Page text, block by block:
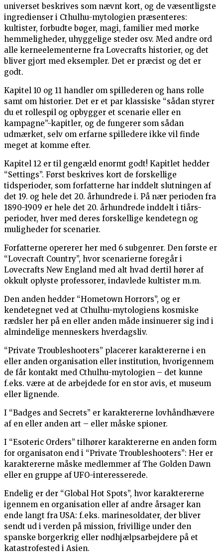
universet beskrives som nævnt kort, og de væsentligste
ingredienser i Cthulhu-mytologien præsenteres:
kultister, forbudte bøger, magi, familier med mørke
hemmeligheder, uhyggelige steder osv. Med andre ord
alle kerneelementerne fra Lovecrafts historier, og det
bliver gjort med eksempler. Det er præcist og det er
godt.
Kapitel 10 og 11 handler om spillederen og hans rolle
samt om historier. Det er et par klassiske “sådan styrer
du et rollespil og opbygger et scenarie eller en
kampagne”-kapitler, og de fungerer som sådan
udmærket, selv om erfarne spilledere ikke vil finde
meget at komme efter.
Kapitel 12 er til gengæld enormt godt! Kapitlet hedder
“Settings”. Først beskrives kort de forskellige
tidsperioder, som forfatterne har inddelt slutningen af
det 19. og hele det 20. århundrede i. På nær perioden fra
1890-1909 er hele det 20. århundrede inddelt i tiårs-
perioder, hver med deres forskellige kendetegn og
muligheder for scenarier.
Forfatterne opererer her med 6 subgenrer. Den første er
“Lovecraft Country”, hvor scenarierne foregår i
Lovecrafts New England med alt hvad dertil hører af
okkult oplyste professorer, indavlede kultister m.m.
Den anden hedder “Hometown Horrors”, og er
kendetegnet ved at Cthulhu-mytologiens kosmiske
rædsler her på en eller anden måde insinuerer sig ind i
almindelige menneskers hverdagsliv.
“Private Troubleshooters” placerer karaktererne i en
eller anden organisation eller institution, hvorigennem
de får kontakt med Cthulhu-mytologien – det kunne
f.eks. være at de arbejdede for en stor avis, et museum
eller lignende.
I “Badges and Secrets” er karaktererne lovhåndhævere
af en eller anden art – eller måske spioner.
I “Esoteric Orders” tilhører karaktererne en anden form
for organisaton end i “Private Troubleshooters”: Her er
karaktererne måske medlemmer af The Golden Dawn
eller en gruppe af UFO-interesserede.
Endelig er der “Global Hot Spots”, hvor karaktererne
igennem en organisation eller af andre årsager kan
ende langt fra USA: f.eks. marinesoldater, der bliver
sendt ud i verden på mission, frivillige under den
spanske borgerkrig eller nødhjælpsarbejdere på et
katastrofested i Asien.